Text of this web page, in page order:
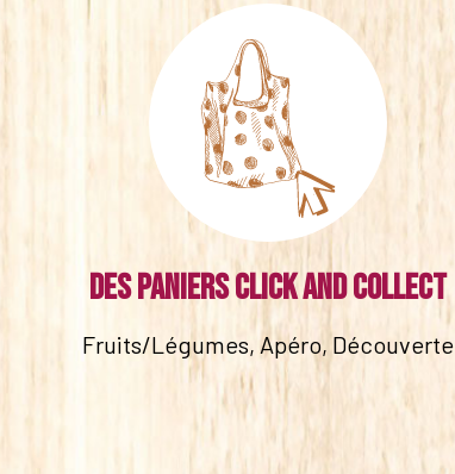
Des paniers click and collect
Fruits/Légumes, Apéro, Découverte